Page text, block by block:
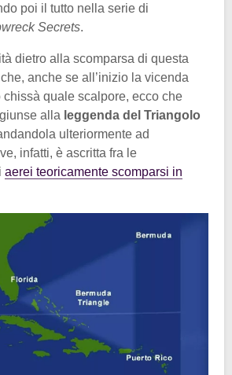
poi il tutto nella serie di
Secrets.
dietro alla scomparsa di questa
anche se all’inizio la vicenda
chissà quale scalpore, ecco che
alla leggenda del Triangolo
ulteriormente ad
infatti, è ascritta fra le
aerei teoricamente scomparsi in